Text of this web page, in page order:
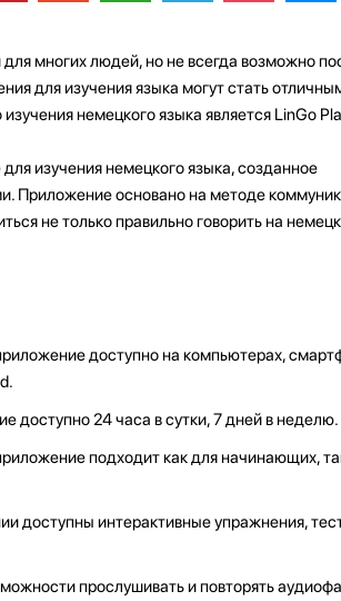
многих людей, но не всегда возможно
для изучения языка могут стать
немецкого языка является LinGo
изучения немецкого языка, созданное
Приложение основано на методе
не только правильно говорить на
доступно на компьютерах,
доступно 24 часа в сутки, 7 дней в неделю.
подходит как для начинающих,
доступны интерактивные упражнения,
прослушивать и повторять